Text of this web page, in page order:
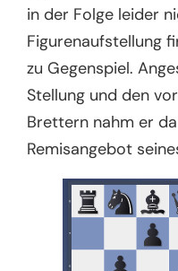
in der Folge leider
Figurenaufstellung
zu Gegenspiel.
Stellung und den
Brettern nahm er
Remisangebot